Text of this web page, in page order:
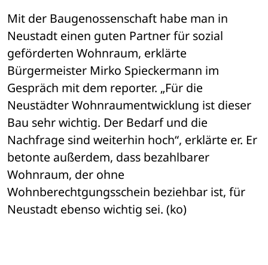
Mit der Baugenossenschaft habe man in
Neustadt einen guten Partner für sozial
geförderten Wohnraum, erklärte
Bürgermeister Mirko Spieckermann im
Gespräch mit dem reporter. „Für die
Neustädter Wohnraumentwicklung ist dieser
Bau sehr wichtig. Der Bedarf und die
Nachfrage sind weiterhin hoch“, erklärte er. Er
betonte außerdem, dass bezahlbarer
Wohnraum, der ohne
Wohnberechtgungsschein beziehbar ist, für
Neustadt ebenso wichtig sei. (ko)